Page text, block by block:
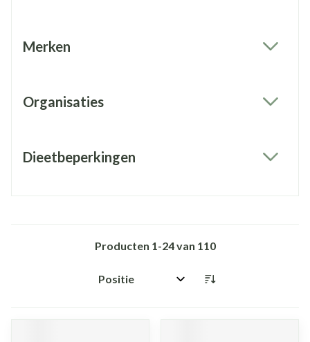
Merken
Organisaties
Dieetbeperkingen
Producten 1-24van 110
Sorteer op: